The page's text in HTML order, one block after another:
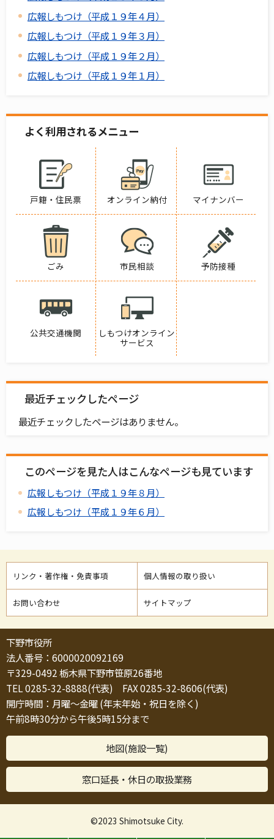
広報しもつけ（平成１９年４月）
広報しもつけ（平成１９年３月）
広報しもつけ（平成１９年２月）
広報しもつけ（平成１９年１月）
よく利用されるメニュー
戸籍・住民票 オンライン納付 マイナンバー
ごみ 市民相談 予防接種
公共交通機関
しもつけオンライン
サービス
最近チェックしたページ
最近チェックしたページはありません。
このページを見た人はこんなページも見ています
広報しもつけ（平成１９年８月）
広報しもつけ（平成１９年６月）
リンク・著作権・免責事項 個人情報の取り扱い
お問い合わせ サイトマップ
下野市役所
法人番号：6000020092169
〒329-0492 栃木県下野市笹原26番地
TEL 0285-32-8888(代表) FAX 0285-32-8606(代表)
開庁時間：月曜～金曜 (年末年始・祝日を除く)
午前8時30分から午後5時15分まで
地図(施設一覧)
窓口延長・休日の取扱業務
©2023 Shimotsuke City.